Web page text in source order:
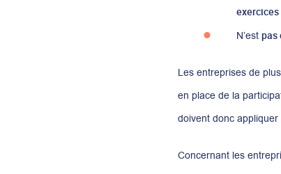
exercices
N’est pas
Les entreprises de
en place de la
doivent donc
Concernant les